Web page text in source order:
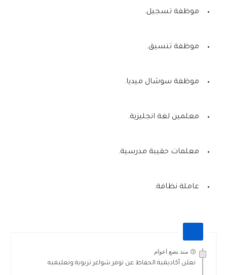
موظفة تسجيل.
موظفة تنسيق.
موظفة سوشال ميديا.
معلمين لغة انجليزية.
معلمات حقيبة مدرسية.
عاملة نظافة.
منذ بضع اعوام
تعلن أكاديمية الحفاظ عن توفر شواغر تربوية وتعليميه